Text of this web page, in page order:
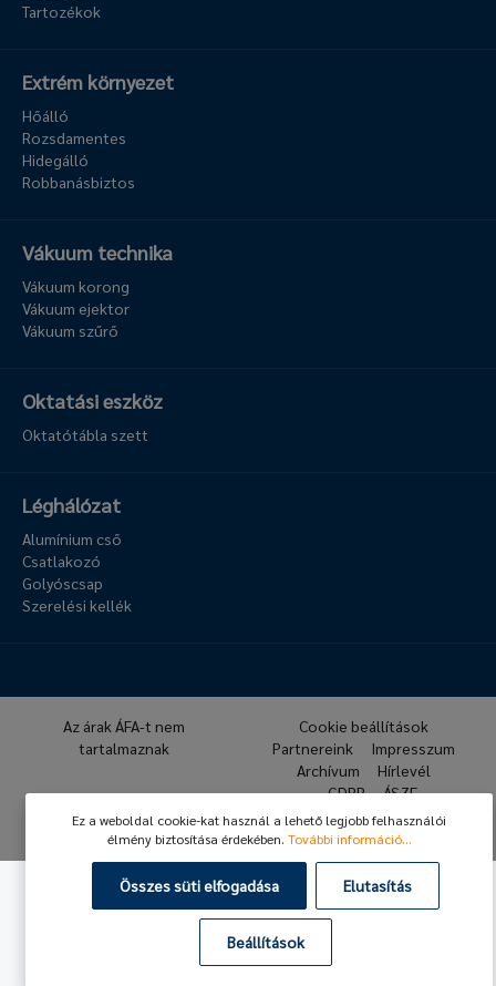
Tartozékok
Extrém környezet
Hőálló
Rozsdamentes
Hidegálló
Robbanásbiztos
Vákuum technika
Vákuum korong
Vákuum ejektor
Vákuum szűrő
Oktatási eszköz
Oktatótábla szett
Léghálózat
Alumínium cső
Csatlakozó
Golyóscsap
Szerelési kellék
© 2026 Hafner Pneumatika
Az árak ÁFA-t nem
tartalmaznak
Cookie beállítások
Partnereink
Impresszum
Archívum
Hírlevél
GDPR
ÁSZF
Ez a weboldal cookie-kat használ a lehető legjobb felhasználói
élmény biztosítása érdekében. További információ...
Összes süti elfogadása Elutasítás
Beállítások